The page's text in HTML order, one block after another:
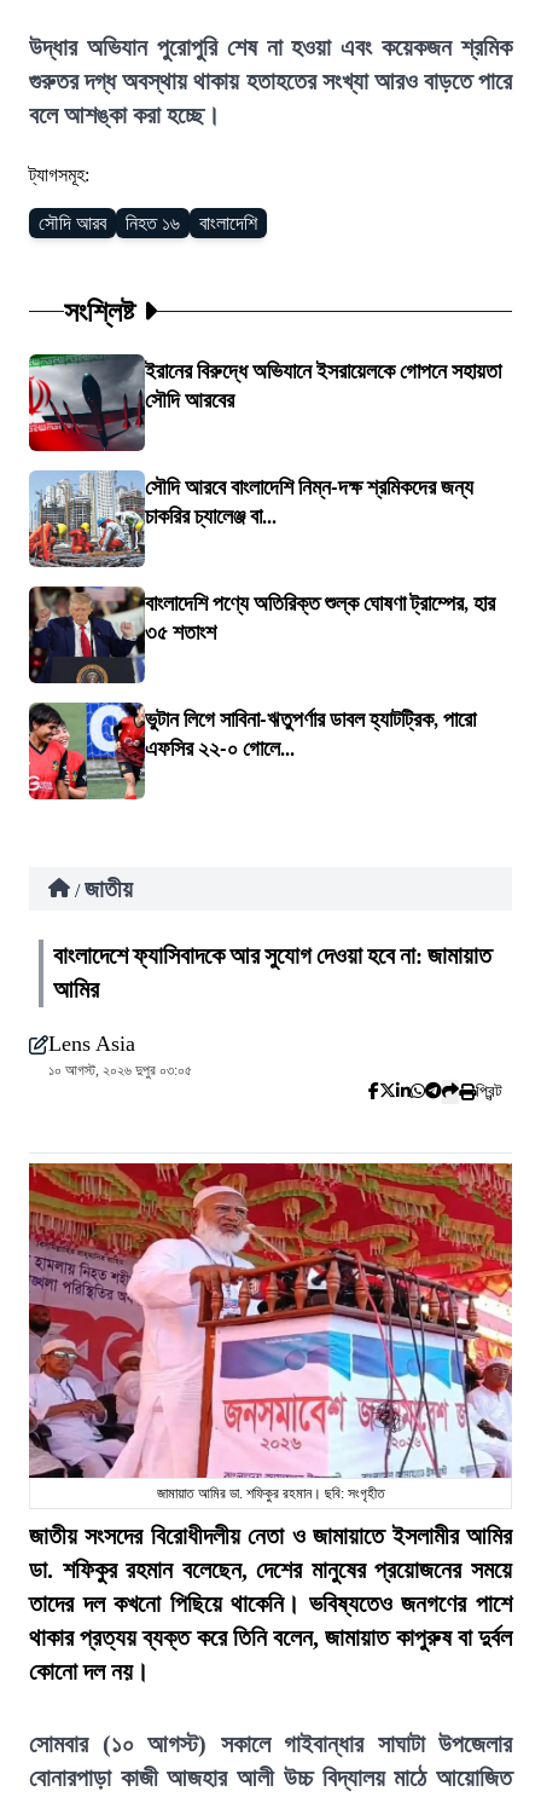
উদ্ধার অভিযান পুরোপুরি শেষ না হওয়া এবং কয়েকজন শ্রমিক
গুরুতর দগ্ধ অবস্থায় থাকায় হতাহতের সংখ্যা আরও বাড়তে পারে
বলে আশঙ্কা করা হচ্ছে।
ট্যাগসমূহ:
সৌদি আরব নিহত ১৬ বাংলাদেশি
সংশ্লিষ্ট
ইরানের বিরুদ্ধে অভিযানে ইসরায়েলকে গোপনে সহায়তা
সৌদি আরবের
সৌদি আরবে বাংলাদেশি নিম্ন-দক্ষ শ্রমিকদের জন্য
চাকরির চ্যালেঞ্জ বা...
বাংলাদেশি পণ্যে অতিরিক্ত শুল্ক ঘোষণা ট্রাম্পের, হার
৩৫ শতাংশ
ভুটান লিগে সাবিনা-ঋতুপর্ণার ডাবল হ্যাটট্রিক, পারো
এফসির ২২-০ গোলে...
/ জাতীয়
বাংলাদেশে ফ্যাসিবাদকে আর সুযোগ দেওয়া হবে না: জামায়াত
আমির
Lens Asia
১০ আগস্ট, ২০২৬ দুপুর ০৩:০৫
প্রিন্ট
জামায়াত আমির ডা. শফিকুর রহমান। ছবি: সংগৃহীত
জাতীয় সংসদের বিরোধীদলীয় নেতা ও জামায়াতে ইসলামীর আমির
ডা. শফিকুর রহমান বলেছেন, দেশের মানুষের প্রয়োজনের সময়ে
তাদের দল কখনো পিছিয়ে থাকেনি। ভবিষ্যতেও জনগণের পাশে
থাকার প্রত্যয় ব্যক্ত করে তিনি বলেন, জামায়াত কাপুরুষ বা দুর্বল
কোনো দল নয়।
সোমবার (১০ আগস্ট) সকালে গাইবান্ধার সাঘাটা উপজেলার
বোনারপাড়া কাজী আজহার আলী উচ্চ বিদ্যালয় মাঠে আয়োজিত